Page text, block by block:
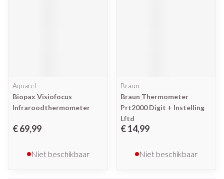
Aquacel
Biopax Visiofocus
Infraroodthermometer
€ 69,99
Niet beschikbaar
Braun
Braun Thermometer
Prt2000 Digit + Instelling
Lftd
€ 14,99
Niet beschikbaar